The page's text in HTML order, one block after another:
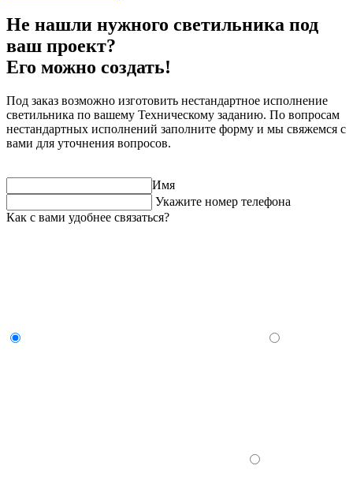
Не нашли нужного светильника под
ваш проект?
Его можно создать!
Под заказ возможно изготовить нестандартное исполнение
светильника по вашему Техническому заданию. По вопросам
нестандартных исполнений заполните форму и мы свяжемся с
вами для уточнения вопросов.
Имя
Укажите номер телефона
Как с вами удобнее связаться?